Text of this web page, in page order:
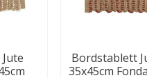
Bordstablett
35x45cm